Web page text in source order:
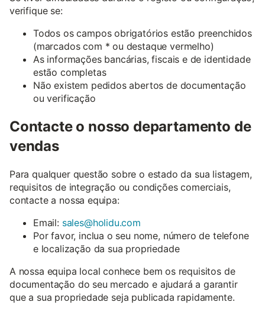
verifique se:
Todos os campos obrigatórios estão preenchidos
(marcados com * ou destaque vermelho)
As informações bancárias, fiscais e de identidade
estão completas
Não existem pedidos abertos de documentação
ou verificação
Contacte o nosso departamento de
vendas
Para qualquer questão sobre o estado da sua listagem,
requisitos de integração ou condições comerciais,
contacte a nossa equipa:
Email: sales@holidu.com
Por favor, inclua o seu nome, número de telefone
e localização da sua propriedade
A nossa equipa local conhece bem os requisitos de
documentação do seu mercado e ajudará a garantir
que a sua propriedade seja publicada rapidamente.